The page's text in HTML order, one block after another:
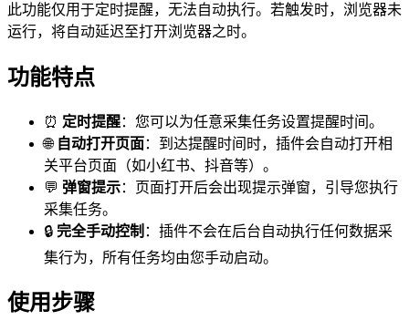
此功能仅用于定时提醒，无法自动执行。若触发时，浏览器未
运行，将自动延迟至打开浏览器之时。
功能特点
⏰ 定时提醒：您可以为任意采集任务设置提醒时间。
🌐 自动打开页面：到达提醒时间时，插件会自动打开相
关平台页面（如小红书、抖音等）。
💬 弹窗提示：页面打开后会出现提示弹窗，引导您执行
采集任务。
🔒 完全手动控制 ：插件不会在后台自动执行任何数据采
集行为，所有任务均由您手动启动。
使用步骤